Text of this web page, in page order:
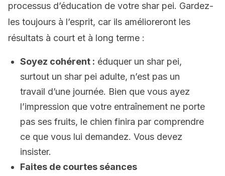
processus d’éducation de votre shar pei. Gardez-
les toujours à l’esprit, car ils amélioreront les
résultats à court et à long terme :
Soyez cohérent : éduquer un shar pei,
surtout un shar pei adulte, n’est pas un
travail d’une journée. Bien que vous ayez
l’impression que votre entraînement ne porte
pas ses fruits, le chien finira par comprendre
ce que vous lui demandez. Vous devez
insister.
Faites de courtes séances